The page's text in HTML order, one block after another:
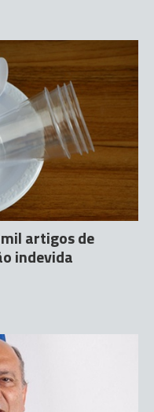
artigos de
indevida